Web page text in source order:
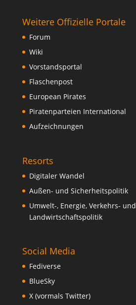
Weitere Offizielle Portale
Forum
Wiki
Vorstandsportal
Flaschenpost
European Pirates
Piratenparteien International
Aufzeichnungen
Resorts
Digitaler Wandel
Außen- und Sicherheitspolitik
Umwelt-, Energie, Verkehrs- und
Landwirtschaftspolitik
Social Media
Fediverse
BlueSky
X (vormals Twitter)